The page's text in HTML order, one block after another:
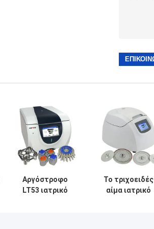
Αργόστροφο
LT53 ιατρικό
Το τριχοειδές
αίμα ιατρικό